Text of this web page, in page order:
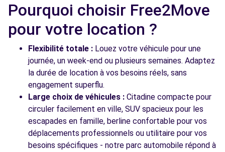
Pourquoi choisir Free2Move
pour votre location ?
Flexibilité totale : Louez votre véhicule pour une
journée, un week-end ou plusieurs semaines. Adaptez
la durée de location à vos besoins réels, sans
engagement superflu.
Large choix de véhicules : Citadine compacte pour
circuler facilement en ville, SUV spacieux pour les
escapades en famille, berline confortable pour vos
déplacements professionnels ou utilitaire pour vos
besoins spécifiques - notre parc automobile répond à